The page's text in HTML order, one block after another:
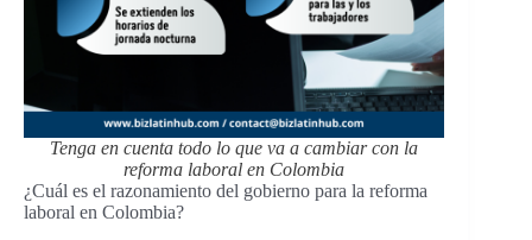
Tenga en cuenta todo lo que va a cambiar con la
reforma laboral en Colombia
¿Cuál es el razonamiento del gobierno para la reforma
laboral en Colombia?